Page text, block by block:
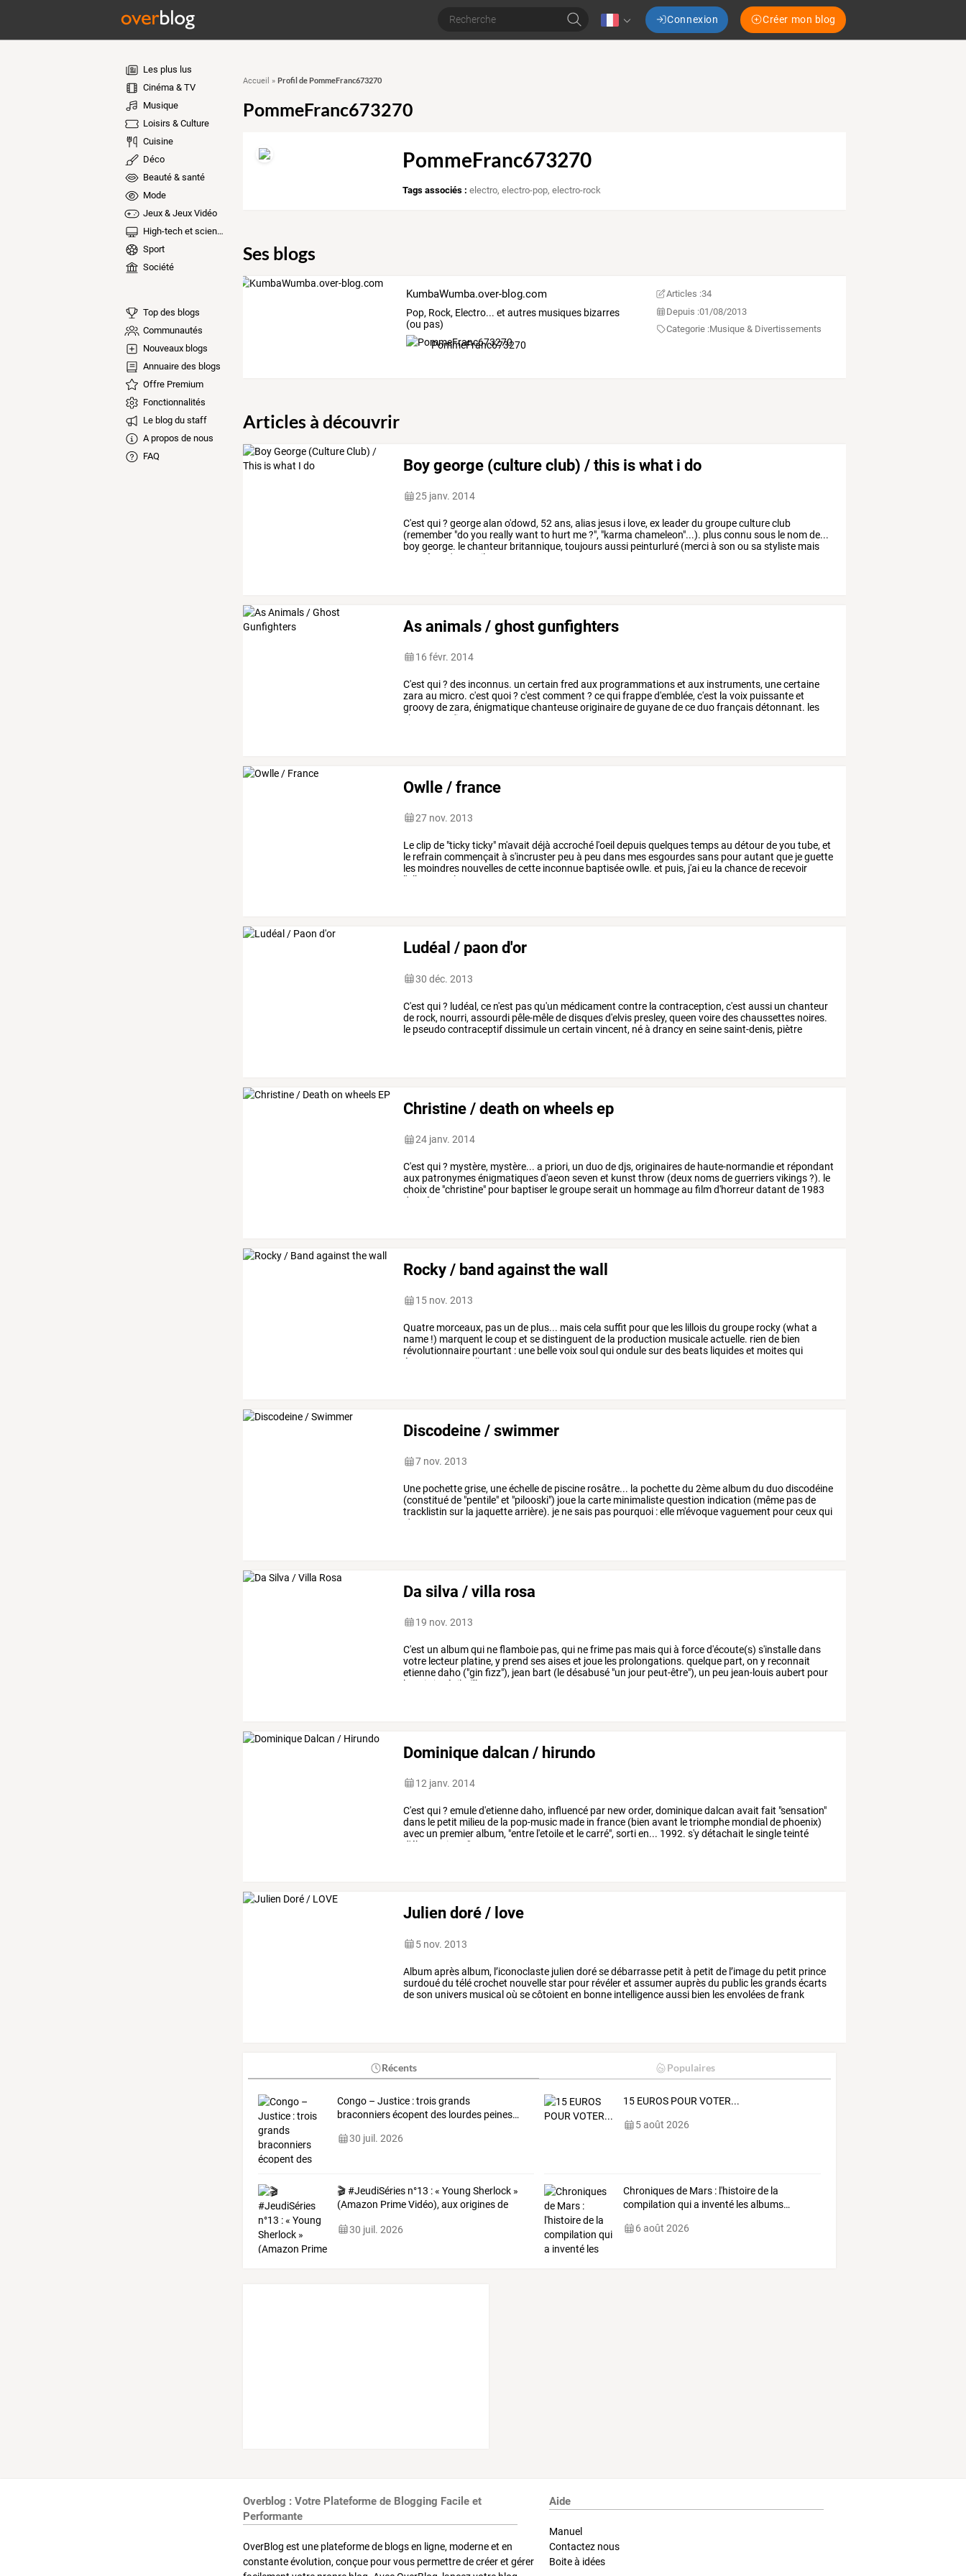
Connexion Créer mon blog
Les plus lus
Cinéma & TV
Musique
Loisirs & Culture
Cuisine
Déco
Beauté & santé
Mode
Jeux & Jeux Vidéo
High-tech et sciences
Sport
Société
Top des blogs
Communautés
Nouveaux blogs
Annuaire des blogs
Offre Premium
Fonctionnalités
Le blog du staff
A propos de nous
FAQ
Accueil » Profil de PommeFranc673270
PommeFranc673270
PommeFranc673270
Tags associés : electro,electro-pop,electro-rock
Ses blogs
KumbaWumba.over-blog.com
Pop, Rock, Electro... et autres musiques bizarres
(ou pas)
PommeFranc673270
Articles :34
Depuis :01/08/2013
Categorie :Musique & Divertissements
Articles à découvrir
Boy george (culture club) / this is what i do
25 janv. 2014
C'est qui? georgealan o'dowd, 52 ans, alias jesus i love, ex leaderdu groupecultureclub
(remember "doyou reallywant to hurt me?", "karma chameleon"...). plusconnu sous le nomde...
boygeorge. lechanteur britannique, toujoursaussi peinturluré (mercià son ou sa styliste mais
peut-être
n'en-a-t-il
As animals / ghost gunfighters
16 févr. 2014
C'est qui? des inconnus. un certain fred aux programmationset aux instruments, unecertaine
zara au micro. c'est quoi? c'est comment ? cequifrapped'emblée, c'est la voix puissanteet
groovydezara, énigmatiquechanteuseoriginairedeguyanedeceduofrançaisdétonnant. les
chansons
s'imposent
Owlle / france
27 nov. 2013
Leclipde "tickyticky" m'avait déjà accroché l'oeil depuisquelquestempsau détourdeyou tube, et
le refrain commençait à s'incruster peu à peu dans mesesgourdessans pourautant que jeguette
les moindres nouvellesdecette inconnue baptiséeowlle. et puis, j'aieu la chancede recevoir
l'album
quelques
Ludéal / paon d'or
30 déc. 2013
C'est qui? ludéal, ce n'est pasqu'un médicament contre la contraception, c'est aussi un chanteur
de rock, nourri, assourdi pêle-mêlededisquesd'elvis presley, queen voiredeschaussettes noires.
le pseudocontraceptifdissimule un certain vincent, néà drancyen seinesaint-denis, piètre
Christine / death on wheels ep
24 janv. 2014
C'est qui? mystère, mystère... a priori, un duodedjs,originairesde haute-normandieet répondant
aux patronymesénigmatiquesd'aeon seven et kunst throw (deux nomsdeguerriersvikings?). le
choixde "christine" pour baptiser legroupeserait un hommageau filmd'horreurdatant de 1983
du
même
Rocky / band against the wall
15 nov. 2013
Quatre morceaux, pas un de plus... maiscela suffit pourque les lilloisdu groupe rocky (what a
name !) marquent lecoupet sedistinguent de la production musicaleactuelle. rien de bien
révolutionnaire pourtant : une bellevoixsoul quiondulesurdes beats liquideset moitesqui
évoquent/rappellent
Discodeine / swimmer
7 nov. 2013
Une pochettegrise, uneéchellede piscine rosâtre... la pochettedu 2èmealbumdu duodiscodéine
(constituéde "pentile"et "pilooski") joue la carte minimalistequestion indication (même pasde
tracklistin sur la jaquettearrière). je nesais pas pourquoi :elle m'évoquevaguement pourceuxqui
s'en
Da silva / villa rosa
19 nov. 2013
C'est un albumqui neflamboie pas, qui nefrime pas maisquià forced'écoute(s) s'installedans
votre lecteur platine, y prend sesaiseset joue les prolongations. quelque part, on y reconnait
etiennedaho ("gin fizz"), jean bart (ledésabusé "un jour peut-être"), un peu jean-louisaubert pour
la
voix juvénile ("la
Dominique dalcan / hirundo
12 janv. 2014
C'est qui? emuled'etiennedaho, influencé par new order, dominiquedalcan avait fait "sensation"
dans le petit milieu de la pop-music made in france (bien avant letriomphe mondial de phoenix)
avec un premieralbum, "entre l'etoileet lecarré", sortien... 1992. s'ydétachait lesingleteinté
d'électronique
"comment
Julien doré / love
5 nov. 2013
Albumaprèsalbum, l’iconoclaste julien dorésedébarrasse petit à petit de l’imagedu petit prince
surdouédu télécrochet nouvellestar pour révéleret assumerauprèsdu public lesgrandsécarts
deson univers musicaloù secôtoient en bonne intelligenceaussi bien lesenvoléesdefrank
Récents Populaires
Congo– Justice:troisgrands
braconniersécopent deslourdespeines…
30 juil. 2026
15 EUROS POUR VOTER...
5 août 2026
🎬#JeudiSériesn°13 :« Young Sherlock»
(Amazon PrimeVidéo),auxoriginesde
30 juil. 2026
Chroniquesde Mars : l'histoirede la
compilation quia inventé lesalbums…
6 août 2026
Overblog : Votre Plateforme de Blogging Facile et
Performante
OverBlog est une plateforme de blogs en ligne, moderne et en
constante évolution, conçue pour vous permettre de créer et gérer
Aide
Manuel
Contactez nous
Boite à idées